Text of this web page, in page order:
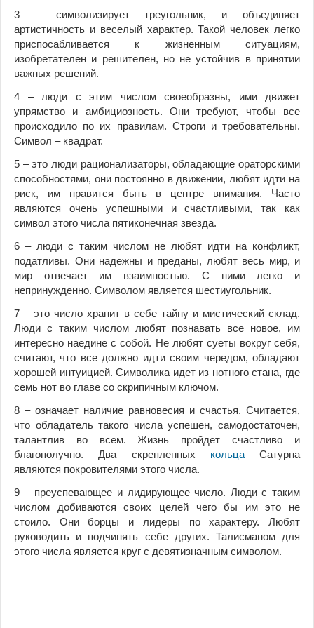
3 – символизирует треугольник, и объединяет
артистичность и веселый характер. Такой человек легко
приспосабливается к жизненным ситуациям,
изобретателен и решителен, но не устойчив в принятии
важных решений.
4 – люди с этим числом своеобразны, ими движет
упрямство и амбициозность. Они требуют, чтобы все
происходило по их правилам. Строги и требовательны.
Символ – квадрат.
5 – это люди рационализаторы, обладающие ораторскими
способностями, они постоянно в движении, любят идти на
риск, им нравится быть в центре внимания. Часто
являются очень успешными и счастливыми, так как
символ этого числа пятиконечная звезда.
6 – люди с таким числом не любят идти на конфликт,
податливы. Они надежны и преданы, любят весь мир, и
мир отвечает им взаимностью. С ними легко и
непринужденно. Символом является шестиугольник.
7 – это число хранит в себе тайну и мистический склад.
Люди с таким числом любят познавать все новое, им
интересно наедине с собой. Не любят суеты вокруг себя,
считают, что все должно идти своим чередом, обладают
хорошей интуицией. Символика идет из нотного стана, где
семь нот во главе со скрипичным ключом.
8 – означает наличие равновесия и счастья. Считается,
что обладатель такого числа успешен, самодостаточен,
талантлив во всем. Жизнь пройдет счастливо и
благополучно. Два скрепленных кольцаСатурна
являются покровителями этого числа.
9 – преуспевающее и лидирующее число. Люди с таким
числом добиваются своих целей чего бы им это не
стоило. Они борцы и лидеры по характеру. Любят
руководить и подчинять себе других. Талисманом для
этого числа является круг с девятизначным символом.